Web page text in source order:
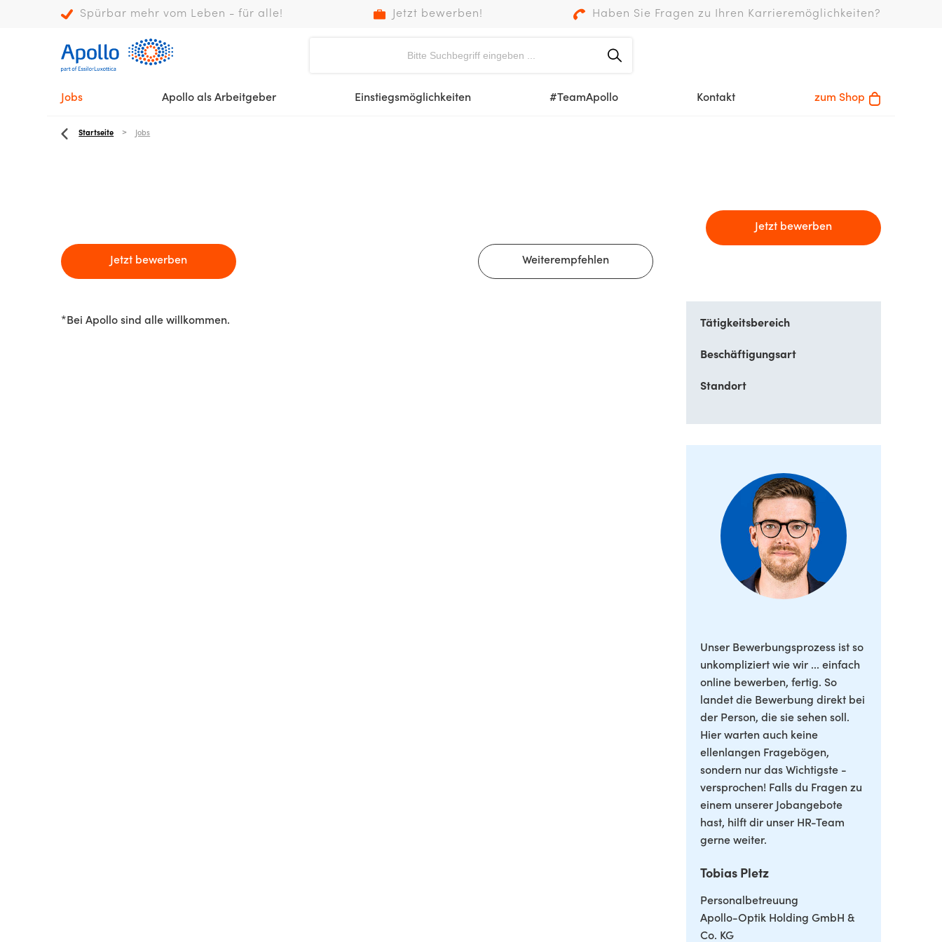
Spürbar mehr vom Leben - für alle! Jetzt bewerben! Haben Sie Fragen zu Ihren Karrieremöglichkeiten?
Jobs Apollo als Arbeitgeber Einstiegsmöglichkeiten #TeamApollo Kontakt zum Shop
Startseite Jobs
Jetzt bewerben Weiterempfehlen
*Bei Apollo sind alle willkommen.
Jetzt bewerben
Tätigkeitsbereich
Beschäftigungsart
Standort
Unser Bewerbungsprozess ist so
unkompliziert wie wir ... einfach
online bewerben, fertig. So
landet die Bewerbung direkt bei
der Person, die sie sehen soll.
Hier warten auch keine
ellenlangen Fragebögen,
sondern nur das Wichtigste -
versprochen! Falls du Fragen zu
einem unserer Jobangebote
hast, hilft dir unser HR-Team
gerne weiter.
Tobias Pletz
Personalbetreuung
Apollo-Optik Holding GmbH &
Co. KG